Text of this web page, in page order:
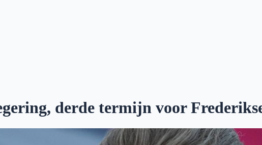
derde termijn voor